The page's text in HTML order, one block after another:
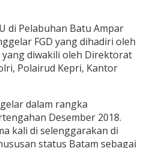
di Pelabuhan Batu Ampar
FGD yang dihadiri oleh
diwakili oleh Direktorat
Polairud Kepri, Kantor
dalam rangka
Desember 2018.
kali di selenggarakan di
status Batam sebagai